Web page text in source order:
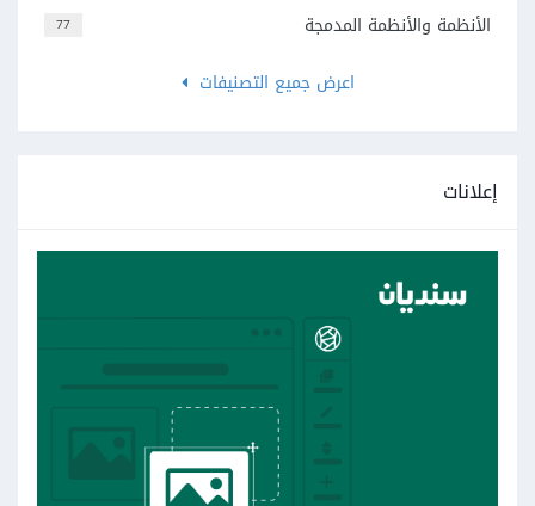
77
الأنظمة والأنظمة المدمجة
اعرض جميع التصنيفات
إعلانات